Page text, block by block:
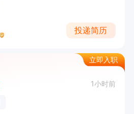
投递简历
立即入职
1小时前